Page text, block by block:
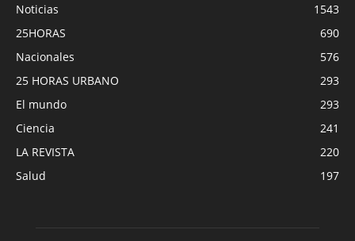
Noticias
1543
25HORAS
690
Nacionales
576
25 HORAS URBANO
293
El mundo
293
Ciencia
241
LA REVISTA
220
Salud
197